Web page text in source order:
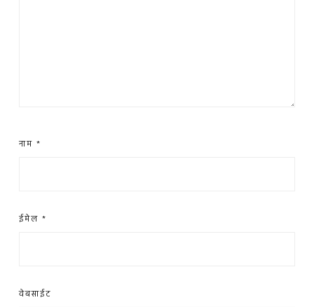
नाम *
ईमेल *
वेबसाईट